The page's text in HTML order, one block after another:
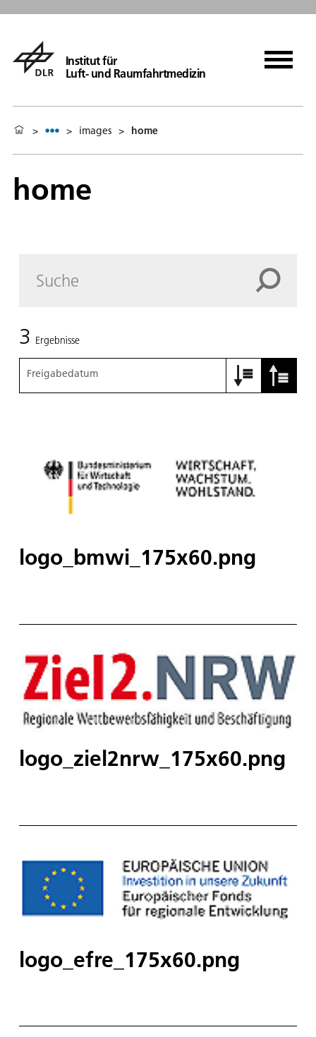
Institut für
Luft- und Raumfahrtmedizin
> > images > home
home
3 Ergebnisse
Freigabedatum
logo_bmwi_175x60.png
logo_ziel2nrw_175x60.png
logo_efre_175x60.png